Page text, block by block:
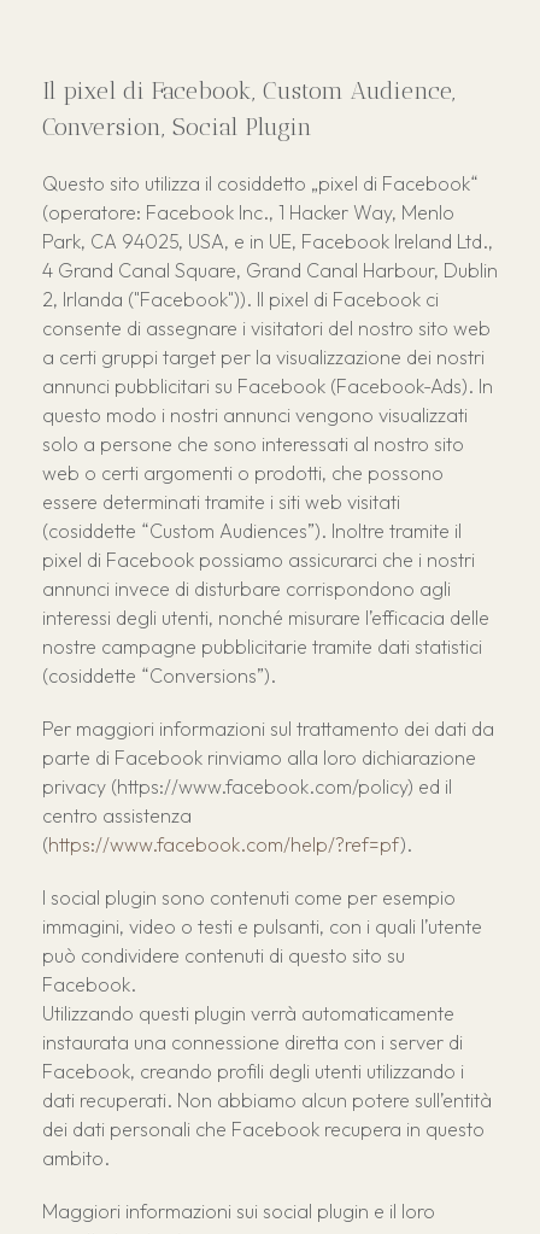
Il pixel di Facebook, Custom Audience,
Conversion, Social Plugin
Questo sito utilizza il cosiddetto „pixel di Facebook“
(operatore: Facebook Inc., 1 Hacker Way, Menlo
Park, CA 94025, USA, e in UE, Facebook Ireland Ltd.,
4 Grand Canal Square, Grand Canal Harbour, Dublin
2, Irlanda ("Facebook")). Il pixel di Facebook ci
consente di assegnare i visitatori del nostro sito web
a certi gruppi target per la visualizzazione dei nostri
annunci pubblicitari su Facebook (Facebook-Ads). In
questo modo i nostri annunci vengono visualizzati
solo a persone che sono interessati al nostro sito
web o certi argomenti o prodotti, che possono
essere determinati tramite i siti web visitati
(cosiddette “Custom Audiences”). Inoltre tramite il
pixel di Facebook possiamo assicurarci che i nostri
annunci invece di disturbare corrispondono agli
interessi degli utenti, nonché misurare l’efficacia delle
nostre campagne pubblicitarie tramite dati statistici
(cosiddette “Conversions”).
Per maggiori informazioni sul trattamento dei dati da
parte di Facebook rinviamo alla loro dichiarazione
privacy (https://www.facebook.com/policy) ed il
centro assistenza
(https://www.facebook.com/help/?ref=pf).
I social plugin sono contenuti come per esempio
immagini, video o testi e pulsanti, con i quali l’utente
può condividere contenuti di questo sito su
Facebook.
Utilizzando questi plugin verrà automaticamente
instaurata una connessione diretta con i server di
Facebook, creando profili degli utenti utilizzando i
dati recuperati. Non abbiamo alcun potere sull’entità
dei dati personali che Facebook recupera in questo
ambito.
Maggiori informazioni sui social plugin e il loro